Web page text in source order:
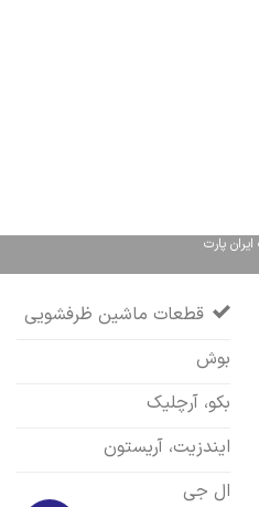
پارت
قطعات ماشین ظرفشویی
بوش
بکو، آرچلیک
ایندزیت، آریستون
ال جی